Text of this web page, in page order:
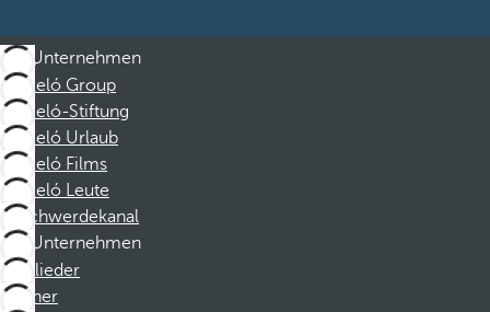
Unternehmen
Barceló Group
Barceló-Stiftung
Barceló Urlaub
Barceló Films
Barceló Leute
Beschwerdekanal
Unternehmen
Mitglieder
Partner